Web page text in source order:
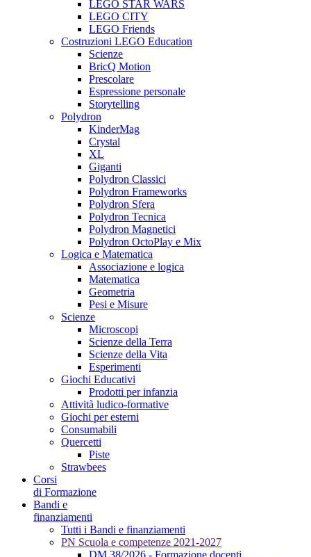
LEGO STAR WARS
LEGO CITY
LEGO Friends
Costruzioni LEGO Education
Scienze
BricQ Motion
Prescolare
Espressione personale
Storytelling
Polydron
KinderMag
Crystal
XL
Giganti
Polydron Classici
Polydron Frameworks
Polydron Sfera
Polydron Tecnica
Polydron Magnetici
Polydron OctoPlay e Mix
Logica e Matematica
Associazione e logica
Matematica
Geometria
Pesi e Misure
Scienze
Microscopi
Scienze della Terra
Scienze della Vita
Esperimenti
Giochi Educativi
Prodotti per infanzia
Attività ludico-formative
Giochi per esterni
Consumabili
Quercetti
Piste
Strawbees
Corsi
di Formazione
Bandi e
finanziamenti
Tutti i Bandi e finanziamenti
PN Scuola e competenze 2021-2027
DM 38/2026 - Formazione docenti